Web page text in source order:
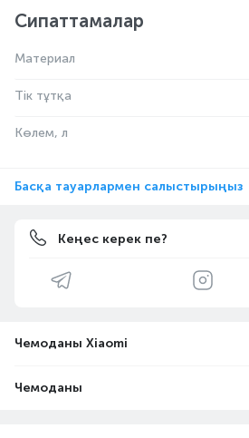
Сипаттамалар
Материал
Тік тұтқа
Көлем, л
Басқа тауарлармен салыстырыңыз
Кеңес керек пе?
Чемоданы Xiaomi
Чемоданы